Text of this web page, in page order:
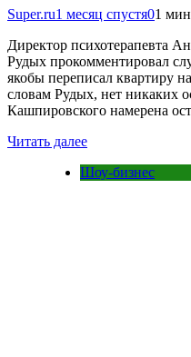
Super.ru1 месяц спустя01
Директор психотерапевта
Рудых прокомментировал
якобы переписал квартиру
словам Рудых, нет никаких
Кашпировского намерена
Читать далее
Шоу-бизнес